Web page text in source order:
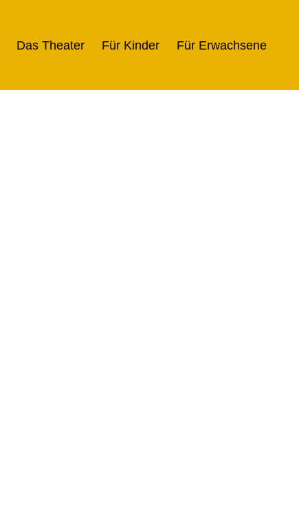
Das Theater Für Kinder Für Erwachsene